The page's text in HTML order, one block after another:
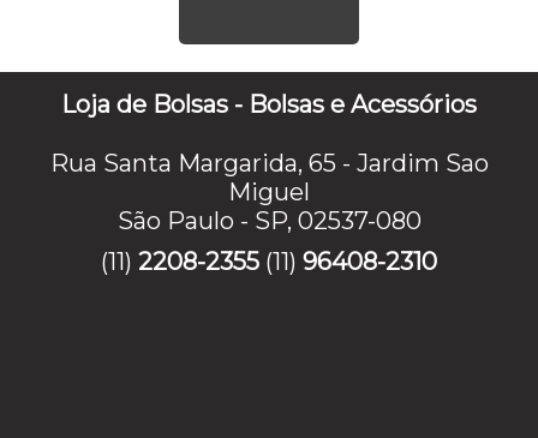
Loja de Bolsas - Bolsas e Acessórios
Rua Santa Margarida, 65 - Jardim Sao
Miguel
São Paulo - SP, 02537-080
(11) 2208-2355 (11) 96408-2310